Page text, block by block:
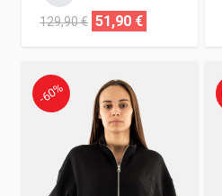
129,90 € 51,90 €
-60%